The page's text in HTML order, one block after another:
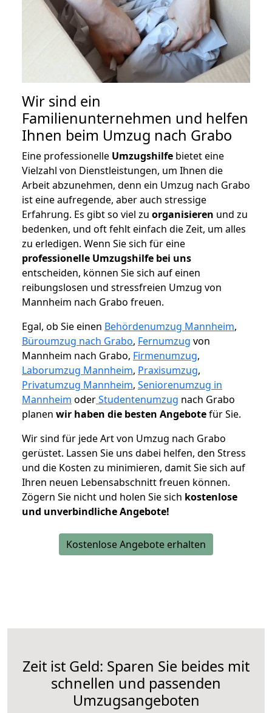
Wir sind ein
Familienunternehmen und helfen
Ihnen beim Umzug nach Grabo
Eine professionelle Umzugshilfe bietet eine
Vielzahl von Dienstleistungen, um Ihnen die
Arbeit abzunehmen, denn ein Umzug nach Grabo
ist eine aufregende, aber auch stressige
Erfahrung. Es gibt so viel zu organisieren und zu
bedenken, und oft fehlt einfach die Zeit, um alles
zu erledigen. Wenn Sie sich für eine
professionelle Umzugshilfe bei uns
entscheiden, können Sie sich auf einen
reibungslosen und stressfreien Umzug von
Mannheim nach Grabo freuen.
Egal, ob Sie einen Behördenumzug Mannheim,
Büroumzug nach Grabo, Fernumzug von
Mannheim nach Grabo, Firmenumzug,
Laborumzug Mannheim, Praxisumzug,
Privatumzug Mannheim, Seniorenumzug in
Mannheim oderStudentenumzug nach Grabo
planen wir haben die besten Angebotefür Sie.
Wir sind für jede Art von Umzug nach Grabo
gerüstet. Lassen Sie uns dabei helfen, den Stress
und die Kosten zu minimieren, damit Sie sich auf
Ihren neuen Lebensabschnitt freuen können.
Zögern Sie nicht und holen Sie sich kostenlose
und unverbindliche Angebote!
Kostenlose Angebote erhalten
Zeit ist Geld: Sparen Sie beides mit
schnellen und passenden
Umzugsangeboten